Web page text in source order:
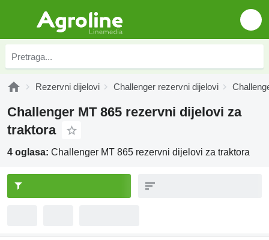
Rezervni dijelovi Challenger rezervni dijelovi
Challenger MT 865 rezervni dijelovi za
traktora
4 oglasa: Challenger MT 865 rezervni dijelovi za traktora